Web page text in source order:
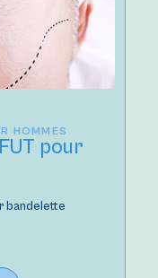
HOMMES
pour
bandelette